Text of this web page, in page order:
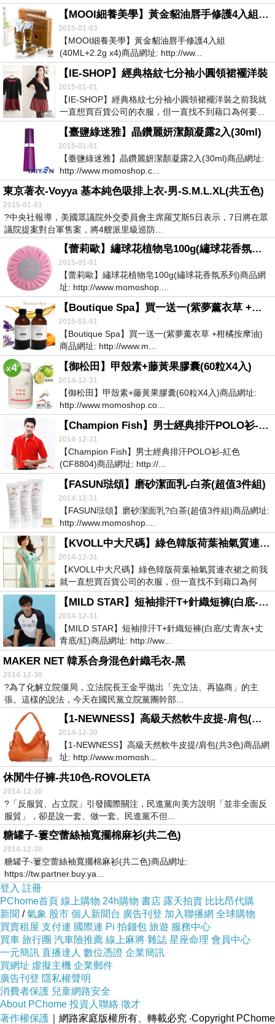
【MOOI細養美學】黃金貂油唇手修護4入組(40ML+2.2g x4)
2015-01-03
【MOOI細養美學】黃金貂油唇手修護4入組
(40ML+2.2g x4)商品網址: http://ww...
【IE-SHOP】經典格紋七分袖小圓領裙襬洋裝
2015-01-01
【IE-SHOP】經典格紋七分袖小圓領裙襬洋裝之前我就
一直想買百貨公司的衣服，但一直找不到藉口為何要...
【臺鹽綠迷雅】晶鑽麗妍潔顏凝露2入(30ml)
2015-01-01
【臺鹽綠迷雅】晶鑽麗妍潔顏凝露2入(30ml)商品網址:
http://www.momoshop.c...
東京著衣-Voyya 基本純色吸排上衣-男-S.M.L.XL(共五色)
2015-01-01
?中央社報導，美國眾議院外交委員會主席羅艾斯5日表示，7日將在眾
議院提案對台軍售案，將4艘派里級巡防...
【蕾莉歐】繡球花植物皂100g(繡球花香氛系列)
2015-01-01
【蕾莉歐】繡球花植物皂100g(繡球花香氛系列)商品網
址: http://www.momoshop....
【Boutique Spa】買一送一(紫夢薰衣草 +柑橘按摩油)
2015-01-01
【Boutique Spa】買一送一(紫夢薰衣草 +柑橘按摩油)
商品網址: http://www.m...
【御松田】甲殼素+藤黃果膠囊(60粒X4入)
2014-12-31
【御松田】甲殼素+藤黃果膠囊(60粒X4入)商品網址:
http://www.momoshop.co...
【Champion Fish】男士經典排汗POLO衫-紅色(CF8804)
2014-12-31
【Champion Fish】男士經典排汗POLO衫-紅色
(CF8804)商品網址: http://...
【FASUN琺頌】磨砂潔面乳-白茶(超值3件組)
2014-12-31
【FASUN琺頌】磨砂潔面乳?白茶(超值3件組)商品網址:
http://www.momoshop....
【KVOLL中大尺碼】綠色韓版荷葉袖氣質連衣裙
2014-12-31
【KVOLL中大尺碼】綠色韓版荷葉袖氣質連衣裙之前我
就一直想買百貨公司的衣服，但一直找不到藉口為何
要...
【MILD STAR】短袖排汗T+針織短褲(白底-丈青灰+丈青底-紅)
2014-12-31
【MILD STAR】短袖排汗T+針織短褲(白底/丈青灰+丈
青底/紅)商品網址: http://ww...
MAKER NET 韓系合身混色針織毛衣-黑
2014-12-30
?為了化解立院僵局，立法院長王金平拋出「先立法、再協商」的主
張。這樣的說法，今天在國民黨立院黨團幹部...
【1-NEWNESS】高級天然軟牛皮提-肩包(共3色)
2014-12-30
【1-NEWNESS】高級天然軟牛皮提/肩包(共3色)商品網
址: http://www.momosh...
休閒牛仔褲-共10色-ROVOLETA
2014-12-30
?「反服貿、占立院」引發國際關注，民進黨向美方說明「並非全面反
服貿」，卻是說一套、做一套。民進黨不但...
糖罐子-簍空蕾絲袖寬擺棉麻衫(共二色)
2014-12-30
糖罐子-簍空蕾絲袖寬擺棉麻衫(共二色)商品網址:
https://tw.partner.buy.ya...
登入 註冊
PChome首頁 線上購物 24h購物 書店 露天拍賣 比比昂代購
新聞 /氣象 股市 個人新聞台 廣告刊登 加入聯播網 全球購物
買賣租屋 支付連 國際連 Pi 拍錢包 旅遊 服務中心
買車 旅行團 汽車險推薦 線上麻將 雜誌 星座命理 會員中心
一元簡訊 直播達人 數位憑證 企業簡訊
買網址 虛擬主機 企業郵件
廣告刊登 隱私權聲明
消費者保護 兒童網路安全
About PChome 投資人聯絡 徵才
著作權保護 ｜網路家庭版權所有、轉載必究 ‧Copyright PChome